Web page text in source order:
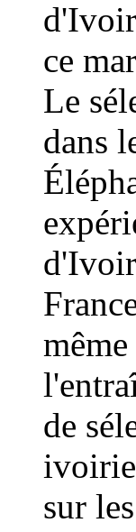
ce
Le
dans
de
sur